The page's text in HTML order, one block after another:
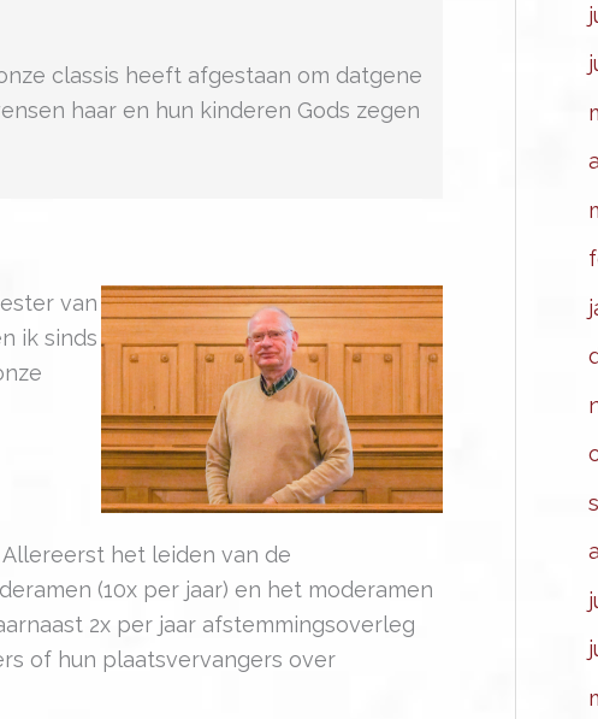
classis heeft afgestaan om datgene
haar en hun kinderen Gods zegen
van
ik sinds
het leiden van de
(10x per jaar) en het moderamen
2x per jaar afstemmingsoverleg
of hun plaatsvervangers over